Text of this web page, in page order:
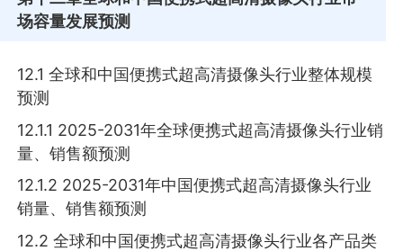
场容量发展预测
12.1 全球和中国便携式超高清摄像头行业整体规模
预测
12.1.1 2025-2031年全球便携式超高清摄像头行业销
量、销售额预测
12.1.2 2025-2031年中国便携式超高清摄像头行业
销量、销售额预测
12.2 全球和中国便携式超高清摄像头行业各产品类